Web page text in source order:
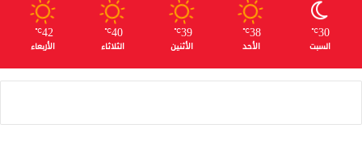
30
℃
السبت
38
℃
الأحد
39
℃
الأثنين
40
℃
الثلاثاء
42
℃
الأربعاء